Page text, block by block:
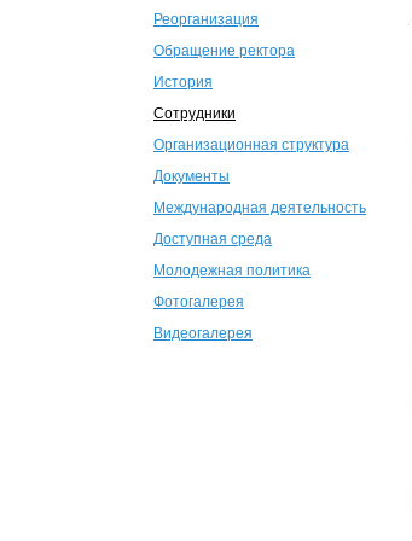
Реорганизация
Обращение ректора
История
Сотрудники
Организационная структура
Документы
Международная деятельность
Доступная среда
Молодежная политика
Фотогалерея
Видеогалерея